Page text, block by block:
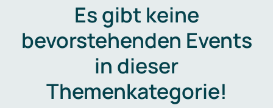
Es gibt keine
bevorstehenden Events
in dieser
Themenkategorie!